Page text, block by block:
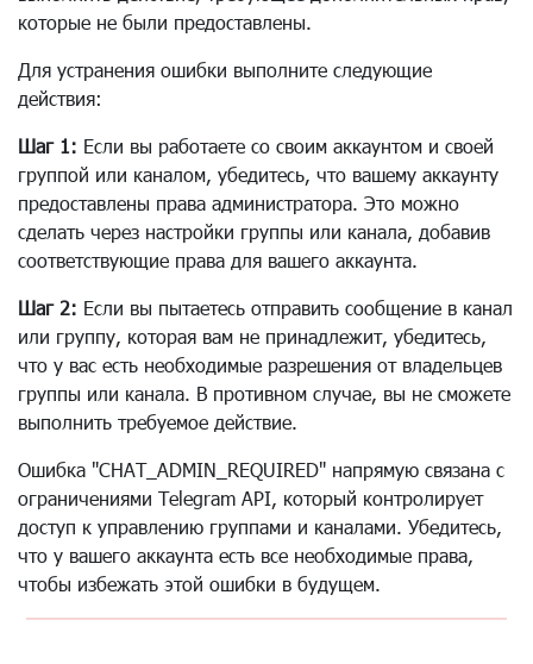
которые не были предоставлены.
Для устранения ошибки выполните следующие
действия:
Шаг 1: Если вы работаете со своим аккаунтом и своей
группой или каналом, убедитесь, что вашему аккаунту
предоставлены права администратора. Это можно
сделать через настройки группы или канала, добавив
соответствующие права для вашего аккаунта.
Шаг 2: Если вы пытаетесь отправить сообщение в канал
или группу, которая вам не принадлежит, убедитесь,
что у вас есть необходимые разрешения от владельцев
группы или канала. В противном случае, вы не сможете
выполнить требуемое действие.
Ошибка "CHAT_ADMIN_REQUIRED" напрямую связана с
ограничениями Telegram API, который контролирует
доступ к управлению группами и каналами. Убедитесь,
что у вашего аккаунта есть все необходимые права,
чтобы избежать этой ошибки в будущем.